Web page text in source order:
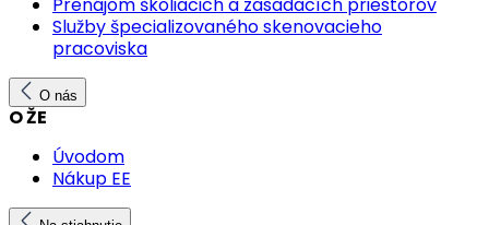
Služby špecializovaného skenovacieho
pracoviska
O nás
O ŽE
Úvodom
Nákup EE